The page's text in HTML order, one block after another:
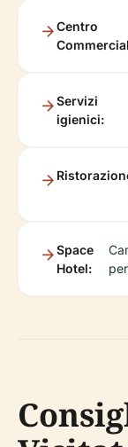
Centro
Servizi
igienici:
Space
Hotel: